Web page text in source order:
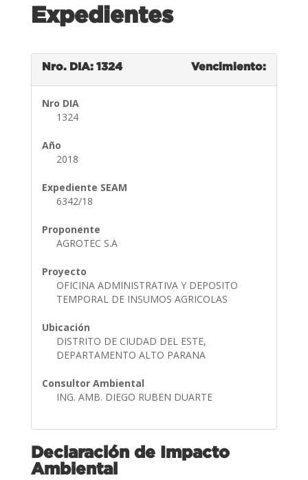
Expedientes
Nro. DIA: 1324 Vencimiento:
Nro DIA
1324
Año
2018
Expediente SEAM
6342/18
Proponente
AGROTEC S.A
Proyecto
OFICINA ADMINISTRATIVA Y DEPOSITO
TEMPORAL DE INSUMOS AGRICOLAS
Ubicación
DISTRITO DE CIUDAD DEL ESTE,
DEPARTAMENTO ALTO PARANA
Consultor Ambiental
ING. AMB. DIEGO RUBEN DUARTE
Declaración de Impacto
Ambiental